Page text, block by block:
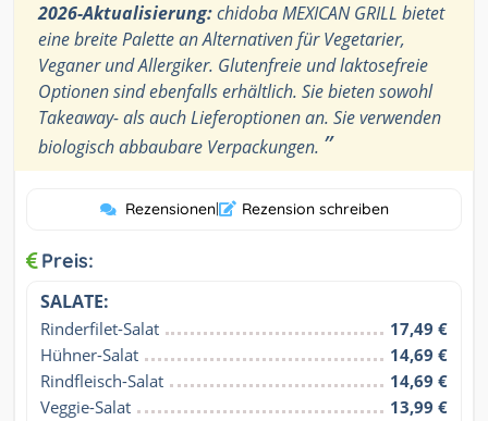
2026-Aktualisierung:chidoba MEXICAN GRILL bietet
eine breite Palette an Alternativen für Vegetarier,
Veganer und Allergiker. Glutenfreie und laktosefreie
Optionen sind ebenfalls erhältlich. Sie bieten sowohl
Takeaway- als auch Lieferoptionen an. Sie verwenden
biologisch abbaubare Verpackungen. ”
Rezensionen| Rezension schreiben
Preis:
SALATE:
Rinderfilet-Salat
17,49 €
Hühner-Salat
14,69 €
Rindfleisch-Salat
14,69 €
Veggie-Salat
13,99 €